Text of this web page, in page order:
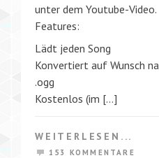
unter dem Youtube-Video.
Features:
Lädt jeden Song
Konvertiert auf Wunsch
.ogg
Kostenlos (im […]
WEITERLESEN...
153 KOMMENTARE